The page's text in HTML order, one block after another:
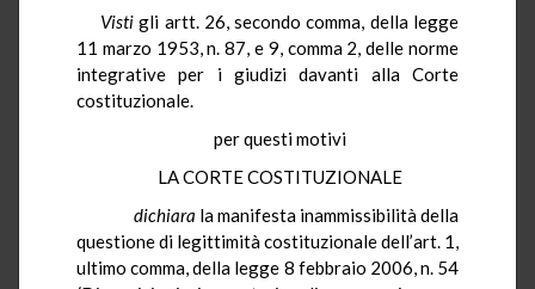
Vistigli artt. 26, secondo comma, della legge
11 marzo 1953, n. 87, e 9, comma 2, delle norme
integrative per i giudizi davanti alla Corte
costituzionale.
per questi motivi
LA CORTE COSTITUZIONALE
dichiara la manifesta inammissibilità della
questione di legittimità costituzionale dell’art. 1,
ultimo comma, della legge 8 febbraio 2006, n. 54